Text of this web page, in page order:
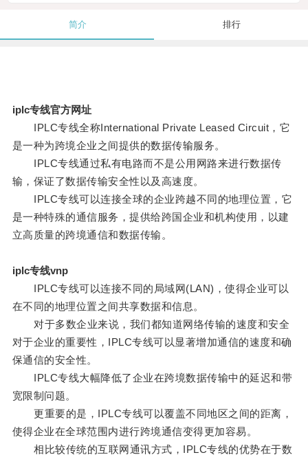
简介 排行
iplc专线官方网址
IPLC专线全称International Private Leased Circuit，它
是一种为跨境企业之间提供的数据传输服务。
IPLC专线通过私有电路而不是公用网路来进行数据传
输，保证了数据传输安全性以及高速度。
IPLC专线可以连接全球的企业跨越不同的地理位置，它
是一种特殊的通信服务，提供给跨国企业和机构使用，以建
立高质量的跨境通信和数据传输。
iplc专线vnp
IPLC专线可以连接不同的局域网(LAN)，使得企业可以
在不同的地理位置之间共享数据和信息。
对于多数企业来说，我们都知道网络传输的速度和安全
对于企业的重要性，IPLC专线可以显著增加通信的速度和确
保通信的安全性。
IPLC专线大幅降低了企业在跨境数据传输中的延迟和带
宽限制问题。
更重要的是，IPLC专线可以覆盖不同地区之间的距离，
使得企业在全球范围内进行跨境通信变得更加容易。
相比较传统的互联网通讯方式，IPLC专线的优势在于数